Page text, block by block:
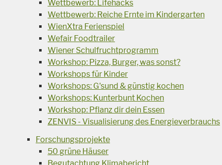
Wettbewerb: Lifehacks
Wettbewerb: Reiche Ernte im Kindergarten
WienXtra Ferienspiel
Wefair Foodtrailer
Wiener Schulfruchtprogramm
Workshop: Pizza, Burger, was sonst?
Workshops für Kinder
Workshops: G'sund & günstig kochen
Workshops: Kunterbunt Kochen
Workshop: Pflanz dir dein Essen
ZENVIS - Visualisierung des Energieverbrauchs
Forschungsprojekte
50 grüne Häuser